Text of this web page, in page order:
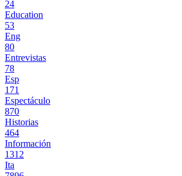
24
Education
53
Eng
80
Entrevistas
78
Esp
171
Espectáculo
870
Historias
464
Información
1312
Ita